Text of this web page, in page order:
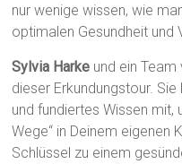
nur wenige wissen, wie
optimalen Gesundheit und
Sylvia Harke und ein
dieser Erkundungstour.
und fundiertes Wissen mit,
Wege“ in Deinem eigenen
Schlüssel zu einem